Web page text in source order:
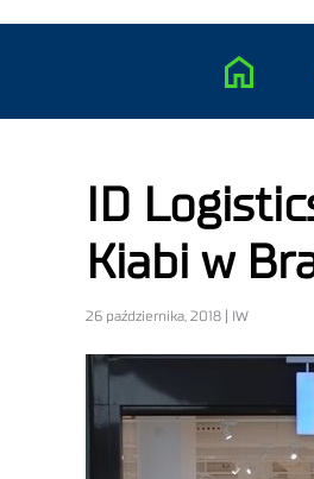
ID
Kiabi w
26 października, 2018 | IW